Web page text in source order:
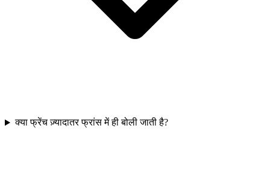
क्या फ्रेंच ज़्यादातर फ्रांस में ही बोली जाती है?